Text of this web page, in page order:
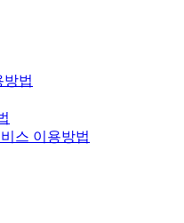
방법
스 이용방법